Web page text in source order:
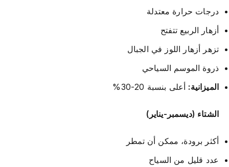
درجات حرارة معتدلة
أزهار الربيع تتفتح
تزهر أزهار اللوز في الجبال
ذروة الموسم السياحي
الميزانية: أعلى بنسبة 20-30%
الشتاء (ديسمبر-يناير)
أكثر برودة، ممكن أن تمطر
عدد قليل من السياح